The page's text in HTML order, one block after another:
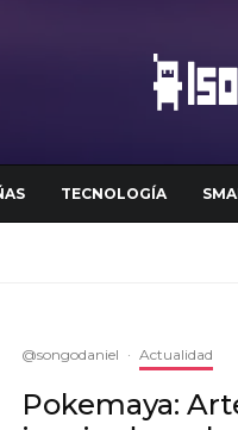
TECNOLOGÍA
@songodaniel · Actualidad
Pokemaya: